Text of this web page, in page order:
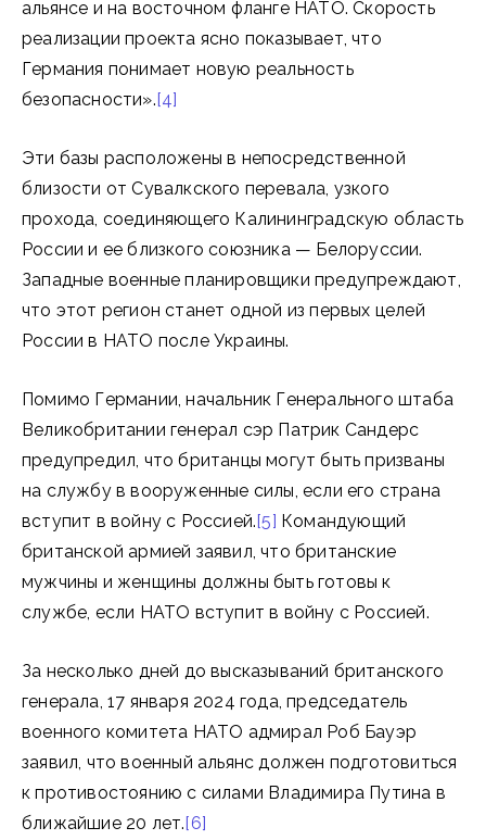
альянсе и на восточном фланге НАТО. Скорость
реализации проекта ясно показывает, что
Германия понимает новую реальность
безопасности».[4]
Эти базы расположены в непосредственной
близости от Сувалкского перевала, узкого
прохода, соединяющего Калининградскую область
России и ее близкого союзника — Белоруссии.
Западные военные планировщики предупреждают,
что этот регион станет одной из первых целей
России в НАТО после Украины.
Помимо Германии, начальник Генерального штаба
Великобритании генерал сэр Патрик Сандерс
предупредил, что британцы могут быть призваны
на службу в вооруженные силы, если его страна
вступит в войну с Россией.[5] Командующий
британской армией заявил, что британские
мужчины и женщины должны быть готовы к
службе, если НАТО вступит в войну с Россией.
За несколько дней до высказываний британского
генерала, 17 января 2024 года, председатель
военного комитета НАТО адмирал Роб Бауэр
заявил, что военный альянс должен подготовиться
к противостоянию с силами Владимира Путина в
ближайшие 20 лет.[6]